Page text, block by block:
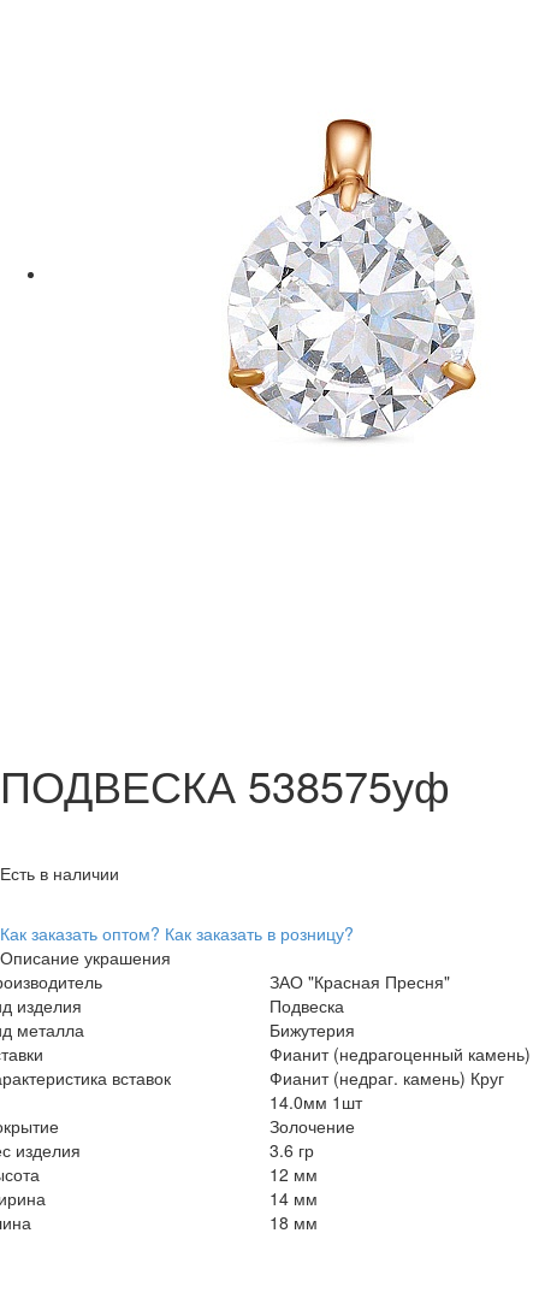
ПОДВЕСКА 538575уф
Есть в наличии
Как заказать оптом? Как заказать в розницу?
Описание украшения
ЗАО "Красная Пресня"
изделия
Подвеска
металла
Бижутерия
Фианит (недрагоценный камень)
вставок
Фианит (недраг. камень) Круг
14.0мм 1шт
Золочение
изделия
3.6 гр
12 мм
14 мм
18 мм